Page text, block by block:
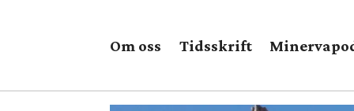
Om oss Tidsskrift